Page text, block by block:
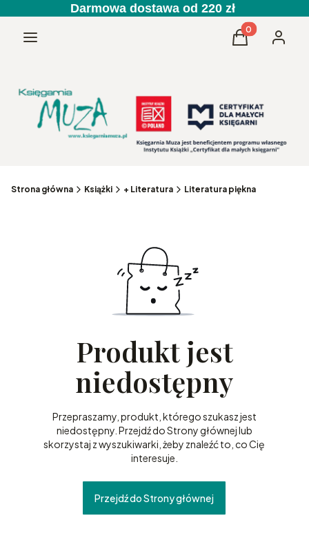
Darmowa dostawa od 220 zł
Menu Produkty w
Koszyk
Strona główna Książki + Literatura Literatura piękna
Produkt jest
niedostępny
Przepraszamy, produkt, którego szukasz jest
niedostępny. Przejdź do Strony głównej lub
skorzystaj z wyszukiwarki, żeby znaleźć to, co Cię
interesuje.
Przejdź do Strony głównej